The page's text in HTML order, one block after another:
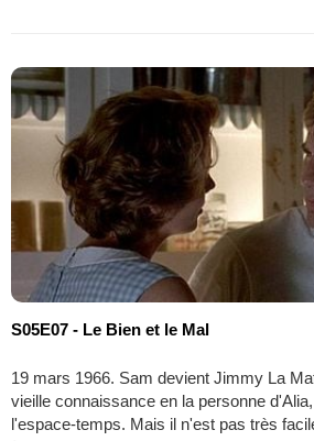
S05E07 - Le Bien et le Mal
19 mars 1966. Sam devient Jimmy La
vieille connaissance en la personne
l'espace-temps. Mais il n'est pas très